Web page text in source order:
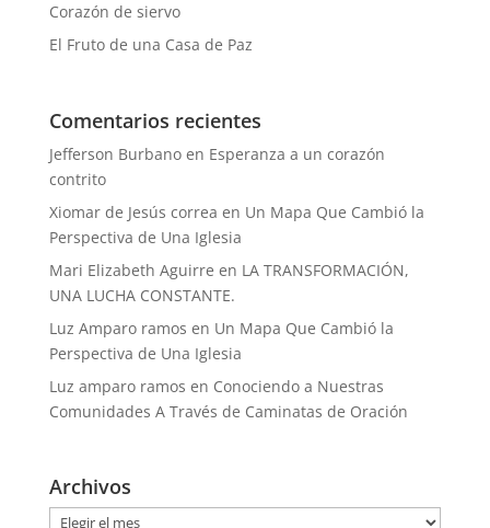
Corazón de siervo
El Fruto de una Casa de Paz
Comentarios recientes
Jefferson Burbanoen Esperanza a un corazón
contrito
Xiomar de Jesús correa en Un Mapa Que Cambió la
Perspectiva de Una Iglesia
Mari Elizabeth Aguirre en LA TRANSFORMACIÓN,
UNA LUCHA CONSTANTE.
Luz Amparo ramos en Un Mapa Que Cambió la
Perspectiva de Una Iglesia
Luz amparo ramos en Conociendo a Nuestras
Comunidades A Través de Caminatas de Oración
Archivos
Archivos